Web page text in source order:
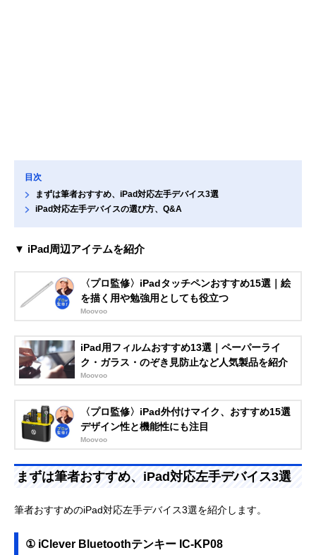
目次
まずは筆者おすすめ、iPad対応左手デバイス3選
iPad対応左手デバイスの選び方、Q&A
▼ iPad周辺アイテムを紹介
〈プロ監修〉iPadタッチペンおすすめ15選｜絵
を描く用や勉強用としても役立つ
Moovoo
iPad用フィルムおすすめ13選｜ペーパーライ
ク・ガラス・のぞき見防止など人気製品を紹介
Moovoo
〈プロ監修〉iPad外付けマイク、おすすめ15選
デザイン性と機能性にも注目
Moovoo
まずは筆者おすすめ、iPad対応左手デバイス3選
筆者おすすめのiPad対応左手デバイス3選を紹介します。
① iClever Bluetoothテンキー IC-KP08